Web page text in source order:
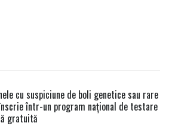
cu suspiciune de boli genetice sau rare
într-un program național de testare
gratuită